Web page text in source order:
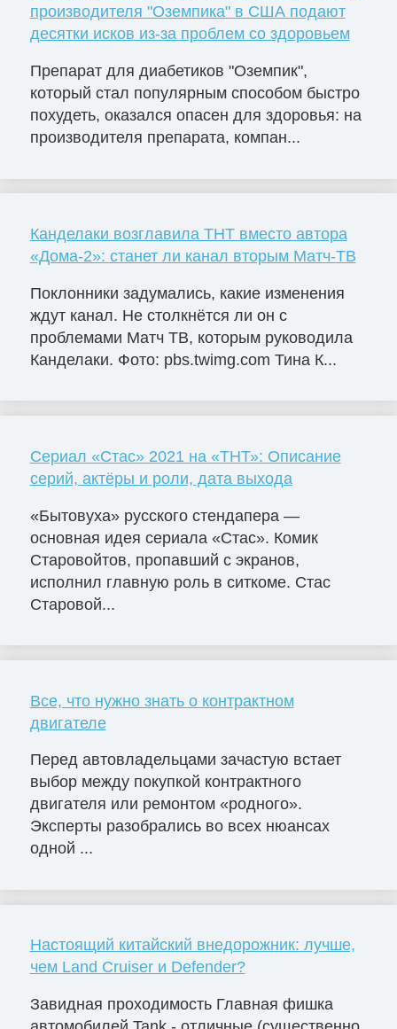
производителя "Оземпика" в США подают
десятки исков из-за проблем со здоровьем
Препарат для диабетиков "Оземпик",
который стал популярным способом быстро
похудеть, оказался опасен для здоровья: на
производителя препарата, компан...
Канделаки возглавила ТНТ вместо автора
«Дома-2»: станет ли канал вторым Матч-ТВ
Поклонники задумались, какие изменения
ждут канал. Не столкнётся ли он с
проблемами Матч ТВ, которым руководила
Канделаки. Фото: pbs.twimg.com Тина К...
Сериал «Стас» 2021 на «ТНТ»: Описание
серий, актёры и роли, дата выхода
«Бытовуха» русского стендапера —
основная идея сериала «Стас». Комик
Старовойтов, пропавший с экранов,
исполнил главную роль в ситкоме. Стас
Старовой...
Все, что нужно знать о контрактном
двигателе
Перед автовладельцами зачастую встает
выбор между покупкой контрактного
двигателя или ремонтом «родного».
Эксперты разобрались во всех нюансах
одной ...
Настоящий китайский внедорожник: лучше,
чем Land Cruiser и Defender?
Завидная проходимость Главная фишка